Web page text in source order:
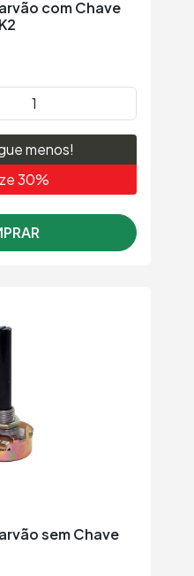
com Chave
menos!
30%
sem Chave